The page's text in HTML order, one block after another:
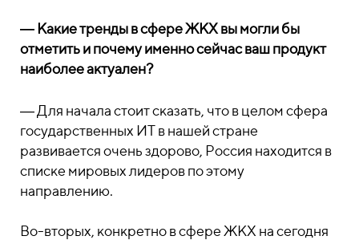
― Какие тренды в сфере ЖКХ вы могли бы
отметить и почему именно сейчас ваш продукт
наиболее актуален?
― Для начала стоит сказать, что в целом сфера
государственных ИТ в нашей стране
развивается очень здорово, Россия находится в
списке мировых лидеров по этому
направлению.
Во-вторых, конкретно в сфере ЖКХ на сегодня